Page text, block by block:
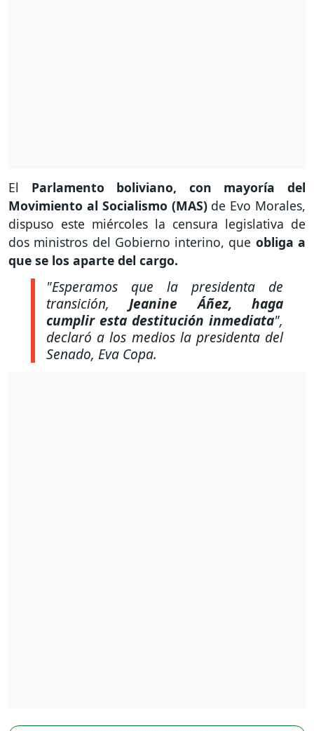
El Parlamento boliviano, con mayoría del
Movimiento al Socialismo (MAS) de Evo Morales,
dispuso este miércoles la censura legislativa de
dos ministros del Gobierno interino, que obliga a
que se los aparte del cargo.
"Esperamos que la presidenta de
transición, Jeanine Áñez, haga
cumplir esta destitución inmediata",
declaró a los medios la presidenta del
Senado, Eva Copa.